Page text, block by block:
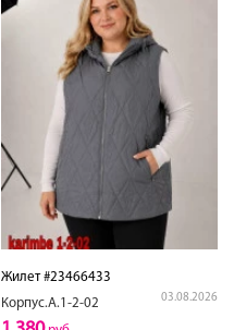
Жилет #23466433
Корпус.А.1-2-02
03.08.2026